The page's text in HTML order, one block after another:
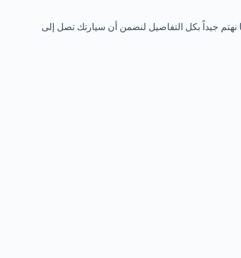
نهتم جيداً بكل التفاصيل لنضمن أن سيارتك تصل إلى